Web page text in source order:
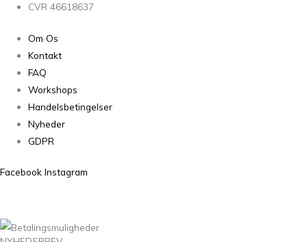
CVR 46618637
Om Os
Kontakt
FAQ
Workshops
Handelsbetingelser
Nyheder
GDPR
Facebook Instagram